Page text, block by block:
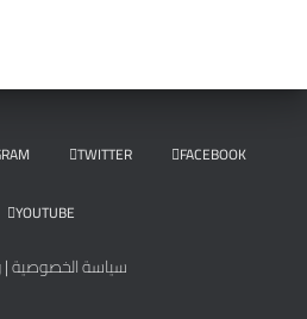
FACEBOOK
TWITTER
YOUTUBE
سياسة الخصوصية|